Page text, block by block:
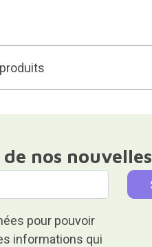
nos nouvelles
pour pouvoir
informations qui